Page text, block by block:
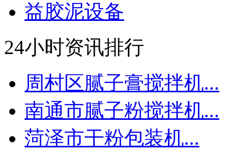
益胶泥设备
24小时资讯排行
周村区腻子膏搅拌机...
南通市腻子粉搅拌机...
菏泽市干粉包装机...